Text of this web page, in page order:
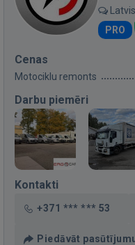
PRO
Cenas
Motociklu remonts
Darbu piemēri
Kontakti
+371 *** *** 53
Piedāvāt